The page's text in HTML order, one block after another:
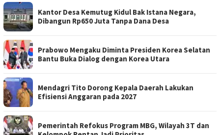
Kantor Desa Kemutug Kidul Bak Istana Negara,
Dibangun Rp650 Juta Tanpa Dana Desa
Prabowo Mengaku Diminta Presiden Korea Selatan
Bantu Buka Dialog dengan Korea Utara
Mendagri Tito Dorong Kepala Daerah Lakukan
Efisiensi Anggaran pada 2027
Pemerintah Refokus Program MBG, Wilayah 3T dan